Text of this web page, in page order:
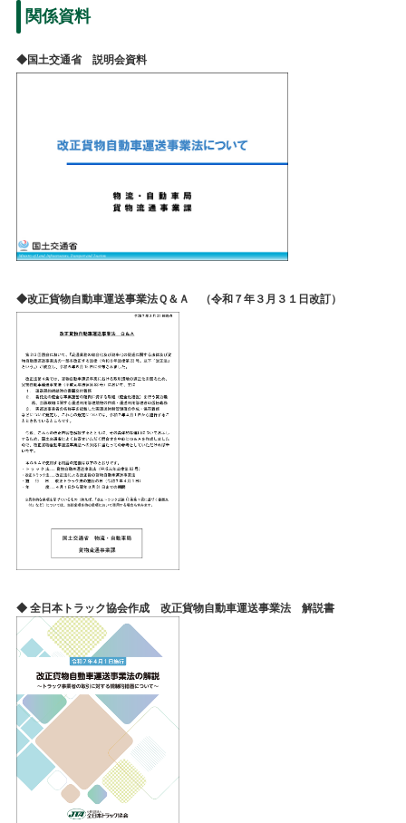
関係資料
◆国土交通省 説明会資料
◆改正貨物自動車運送事業法Ｑ＆Ａ （令和７年３月３１日改訂）
◆ 全日本トラック協会作成 改正貨物自動車運送事業法 解説書